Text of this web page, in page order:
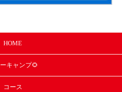
HOME
キャンプ🌻
コース